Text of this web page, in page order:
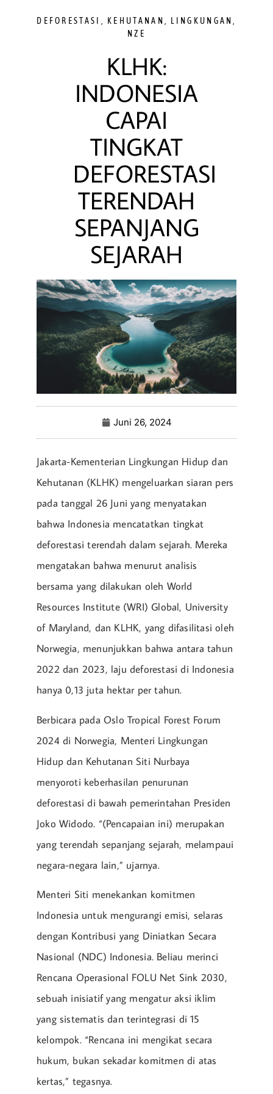
DEFORESTASI KEHUTANAN LINGKUNGAN
NZE
KLHK:
INDONESIA
CAPAI
TINGKAT
DEFORESTASI
TERENDAH
SEPANJANG
SEJARAH
Juni 26, 2024
Jakarta-Kementerian Lingkungan Hidup dan
Kehutanan (KLHK) mengeluarkan siaran pers
pada tanggal 26 Juni yang menyatakan
bahwa Indonesia mencatatkan tingkat
deforestasi terendah dalam sejarah. Mereka
mengatakan bahwa menurut analisis
bersama yang dilakukan oleh World
Resources Institute (WRI) Global, University
of Maryland, dan KLHK, yang difasilitasi oleh
Norwegia, menunjukkan bahwa antara tahun
2022 dan 2023, laju deforestasi di Indonesia
hanya 0,13 juta hektar per tahun.
Berbicara pada Oslo Tropical Forest Forum
2024 di Norwegia, Menteri Lingkungan
Hidup dan Kehutanan Siti Nurbaya
menyoroti keberhasilan penurunan
deforestasi di bawah pemerintahan Presiden
Joko Widodo. “(Pencapaian ini) merupakan
yang terendah sepanjang sejarah, melampaui
negara-negara lain,” ujarnya.
Menteri Siti menekankan komitmen
Indonesia untuk mengurangi emisi, selaras
dengan Kontribusi yang Diniatkan Secara
Nasional (NDC) Indonesia. Beliau merinci
Rencana Operasional FOLU Net Sink 2030,
sebuah inisiatif yang mengatur aksi iklim
yang sistematis dan terintegrasi di 15
kelompok. “Rencana ini mengikat secara
hukum, bukan sekadar komitmen di atas
kertas,” tegasnya.